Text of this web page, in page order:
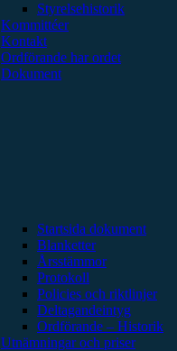
Styrelsehistorik
Kommittéer
Kontakt
Ordförande har ordet
Dokument
Startsida dokument
Blanketter
Årsstämmor
Protokoll
Policies och riktlinjer
Deltagandeintyg
Ordförande – Historik
Utnämningar och priser